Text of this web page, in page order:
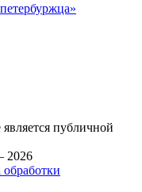
публичной
2026